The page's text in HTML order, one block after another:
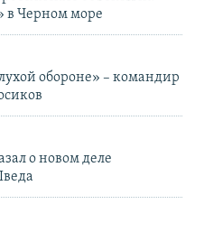
в Черном море
обороне» – командир
о новом деле